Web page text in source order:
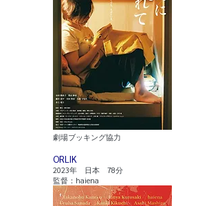
​劇場ブッキング協力
ORLIK
2023年 日本 78分
監督：haiena